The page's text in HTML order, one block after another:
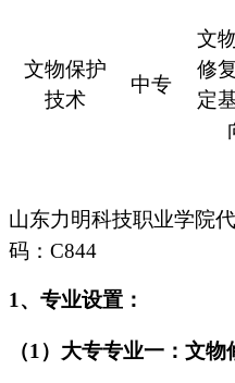
文物保护
技术
中专
文
修
定
山东力明科技职业学院
码：C844
1 、专业设置：
（1）大专专业一：文